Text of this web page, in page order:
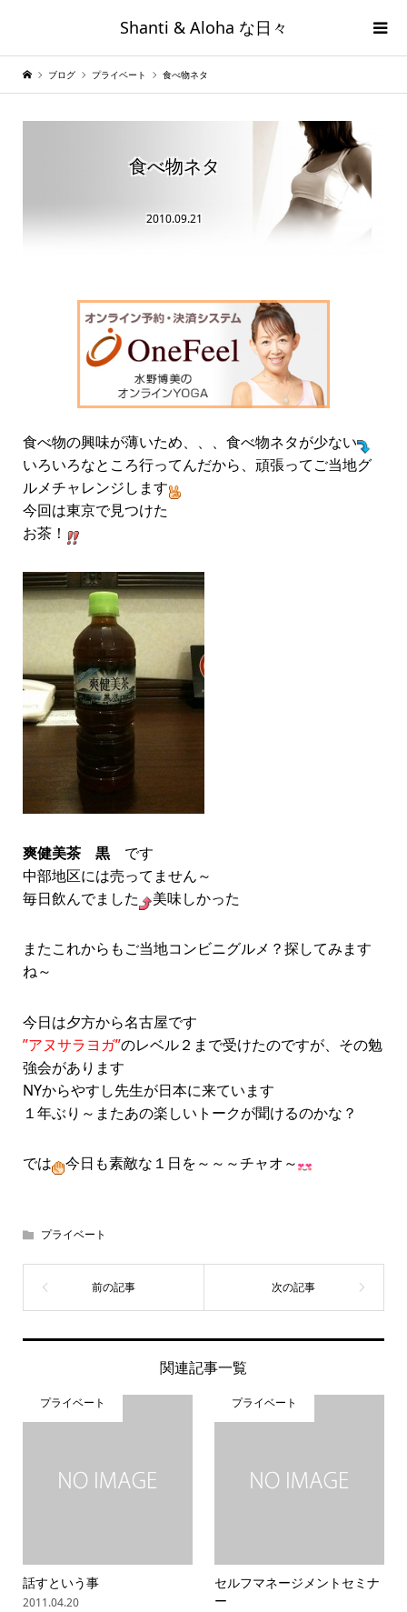
Shanti & Aloha な日々
ブログ プライベート 食べ物ネタ
食べ物ネタ
2010.09.21
食べ物の興味が薄いため、、、食べ物ネタが少ない
いろいろなところ行ってんだから、頑張ってご当地グ
ルメチャレンジします
今回は東京で見つけた
お茶！
爽健美茶 黒です
中部地区には売ってません～
毎日飲んでました
美味しかった
またこれからもご当地コンビニグルメ？探してみます
ね～
今日は夕方から名古屋です
”アヌサラヨガ”のレベル２まで受けたのですが、その勉
強会があります
NYからやすし先生が日本に来ています
１年ぶり～またあの楽しいトークが聞けるのかな？
では 今日も素敵な１日を～～～チャオ～
プライベート
関連記事一覧
プライベート
話すという事
2011.04.20
プライベート
セルフマネージメントセミナ
ー